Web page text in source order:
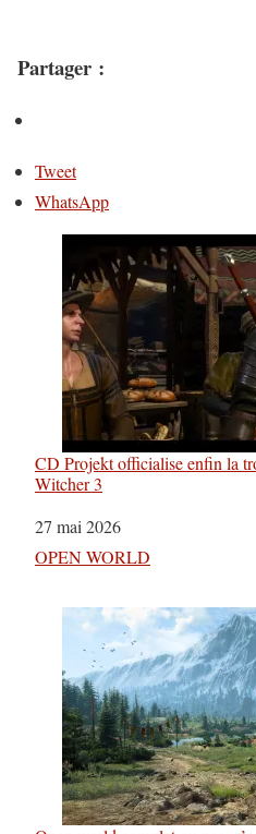
Partager :
Tweet
WhatsApp
CD Projekt officialise enfin la
Witcher 3
Date
27 mai 2026
Par rapport à
OPEN WORLD